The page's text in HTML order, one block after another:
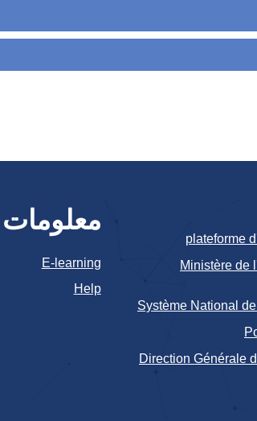
plateforme
Ministère de
Système National
Direction Générale
معلومات
E-learning
Help